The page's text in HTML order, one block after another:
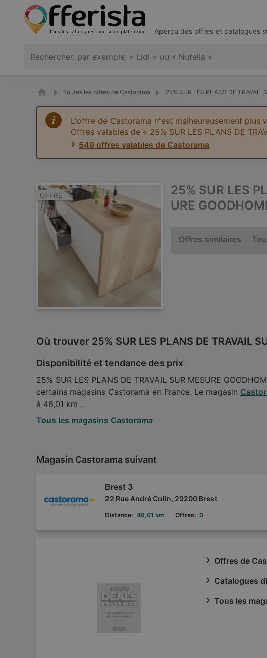
Aperçu des offres et catalogues
Toutes les offres de Castorama 25% SUR LES PLANS DE TRAVAIL
L'offre de Castorama n'est malheureusement plus
Offres valables de « 25% SUR LES PLANS DE
549 offres valables de Castorama
OFFRE
25% SUR LES
URE
Offres similaires
Où trouver 25% SUR LES PLANS DE TRAVAIL
Disponibilité et tendance des prix
25% SUR LES PLANS DE TRAVAIL SUR MESURE
certains magasins Castorama en France. Le magasin
à 46,01 km .
Tous les magasins Castorama
Magasin Castorama suivant
Brest 3
22 Rue André Colin, 29200 Brest
Distance: 46,01 km Offres: 0
Offres de
Catalogues
Tous les